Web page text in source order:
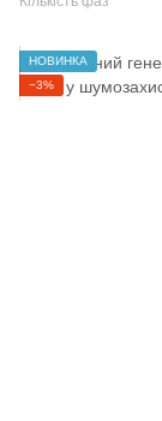
НОВИНКА
−3%